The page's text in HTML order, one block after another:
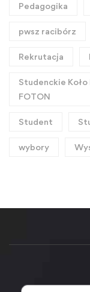
Pedagogika
pwsz racibórz
Rekrutacja
Studenckie
FOTON
Student
wybory